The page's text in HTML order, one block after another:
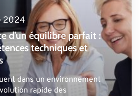
2024
d’un équilibre parfait :
techniques et
dans un environnement
rapide des